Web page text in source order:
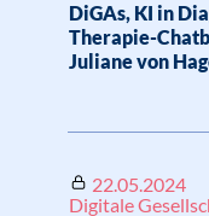
DiGAs, KI in
Therapie-
Juliane von
22.05.2024
Digitale